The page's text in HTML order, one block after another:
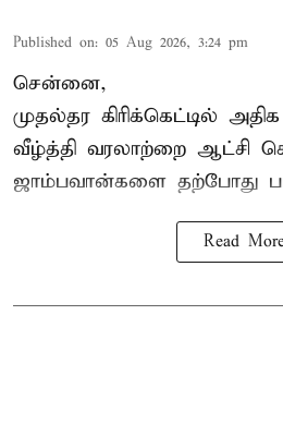
Published on: 05 Aug 2026, 3:24 pm
சென்னை,
முதல்தர கிரிக்கெட்டில்
வீழ்த்தி வரலாற்றை ஆட்சி
ஜாம்பவான்களை தற்போது
Read